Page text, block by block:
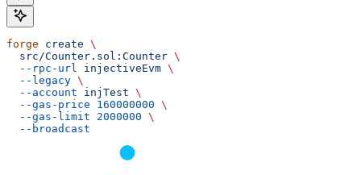
forge create \
  src/Counter.sol:Counter
\
  --rpc-url
injectiveEvm \
  --legacy
\
  --account
injTest \
  --gas-price
160000000 \
  --gas-limit
2000000 \
  --broadcast